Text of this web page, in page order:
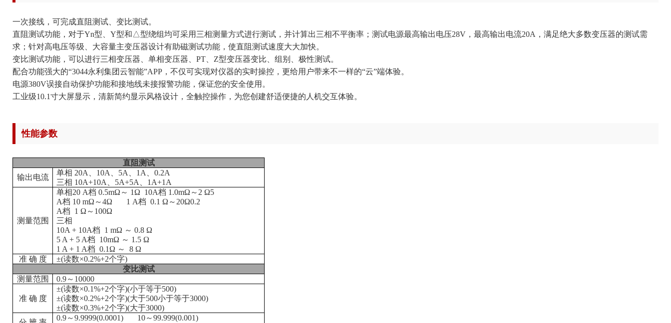
一次接线，可完成直阻测试、变比测试。
直阻测试功能，对于Yn型、Y型和△型绕组均可采用三相测量方式进行测试，并计算出三相不平衡率；测试电源最高输出电压28V，最高输出电流20A，满足绝大多数变压器的测试需
求；针对高电压等级、大容量主变压器设计有助磁测试功能，使直阻测试速度大大加快。
变比测试功能，可以进行三相变压器、单相变压器、PT、Z型变压器变比、组别、极性测试。
配合功能强大的“3044永利集团云智能”APP，不仅可实现对仪器的实时操控，更给用户带来不一样的“云”端体验。
电源380V误接自动保护功能和接地线未接报警功能，保证您的安全使用。
工业级10.1寸大屏显示，清新简约显示风格设计，全触控操作，为您创建舒适便捷的人机交互体验。
性能参数
直阻测试
输出电流
单相 20A、10A、5A、1A、0.2A
三相 10A+10A、5A+5A、1A+1A
测量范围
单相20 A档 0.5mΩ～ 1Ω 10A档 1.0mΩ～ 2 Ω5
A档 10 mΩ～4Ω 1 A档 0.1 Ω～ 20Ω0.2
A档 1 Ω～ 100Ω
三相
10A + 10A档 1 mΩ ～ 0.8 Ω
5 A + 5 A档 10mΩ ～ 1.5 Ω
1 A + 1 A档 0.1Ω ～
8 Ω
准 确 度
±(读数×0.2%+2个字)
变比测试
测量范围
0.9～10000
准 确 度
±(读数×0.1%+2个字)(小于等于500)
±(读数×0.2%+2个字)(大于500小于等于3000)
±(读数×0.3%+2个字)(大于3000)
0.9～9.9999(0.0001)
10～99.999(0.001)